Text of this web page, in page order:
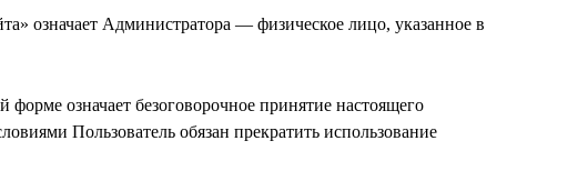
означает Администратора — физическое лицо, указанное в
означает безоговорочное принятие настоящего
Пользователь обязан прекратить использование